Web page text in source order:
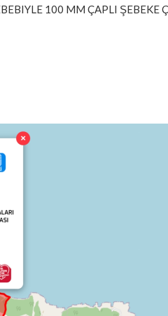
100 MM ÇAPLI ŞEBEKE